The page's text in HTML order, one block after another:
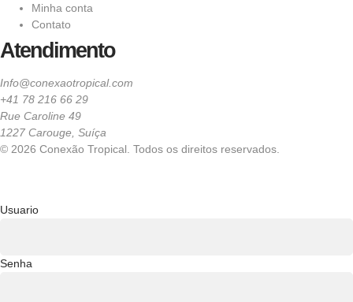
Minha conta
Contato
Atendimento
Info@conexaotropical.com
+41 78 216 66 29
Rue Caroline 49
1227 Carouge, Suíça
© 2026 Conexão Tropical. Todos os direitos reservados.
Usuario
Senha